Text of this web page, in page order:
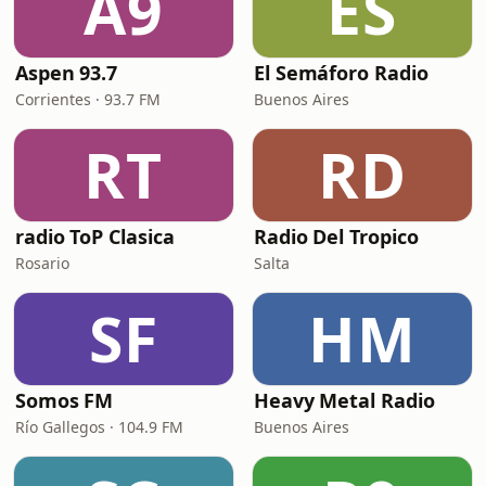
Aspen 93.7
Corrientes · 93.7 FM
El Semáforo Radio
Buenos Aires
RT
radio ToP Clasica
Rosario
RD
Radio Del Tropico
Salta
SF
Somos FM
Río Gallegos · 104.9 FM
HM
Heavy Metal Radio
Buenos Aires